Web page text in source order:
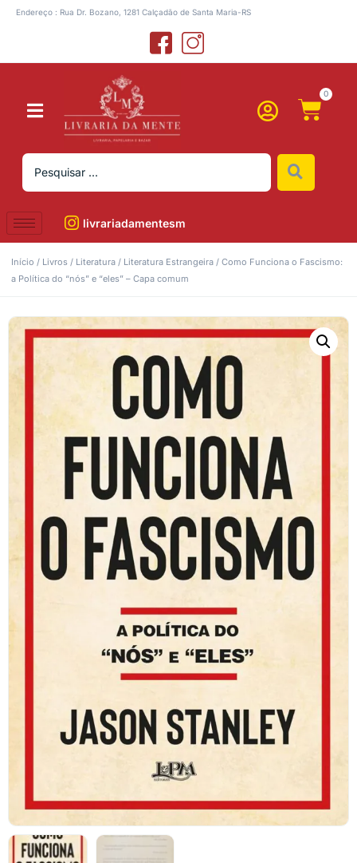
Endereço : Rua Dr. Bozano, 1281 Calçadão de Santa Maria-RS
0
livrariadamentesm
Início / Livros / Literatura / Literatura Estrangeira / Como Funciona o Fascismo:
a Política do “nós” e “eles” – Capa comum